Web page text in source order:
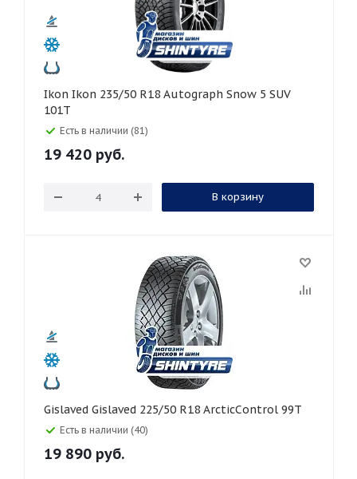
Ikon Ikon 235/50 R18 Autograph Snow 5 SUV
101T
Есть в наличии (81)
19 420 руб.
В корзину
Gislaved Gislaved 225/50 R18 ArcticControl 99T
Есть в наличии (40)
19 890 руб.